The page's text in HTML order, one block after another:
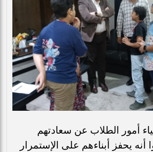
أمور الطلاب عن سعادتهم
أنه يحفز أبناءهم على الإستمرار